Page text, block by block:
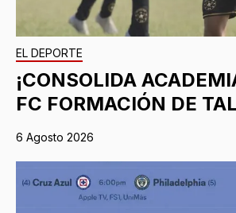
EL DEPORTE
¡CONSOLIDA
FC FORMACIÓN DE
6 Agosto 2026